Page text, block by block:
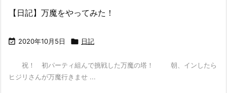
【日記】万魔をやってみた！
 2020年10月5日  日記
祝！ 初パーティ組んで挑戦した万魔の塔！ 朝、インしたら
ヒジリさんが万魔行きませ ...